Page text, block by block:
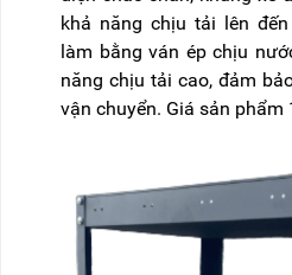
khả năng chịu tải lên
làm bằng ván ép chịu
năng chịu tải cao, đảm
vận chuyển. Giá sản phẩm